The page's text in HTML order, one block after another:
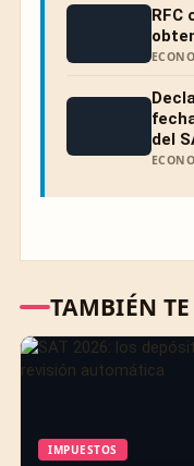
RFC
del
TAMBIÉN
IMPUESTOS